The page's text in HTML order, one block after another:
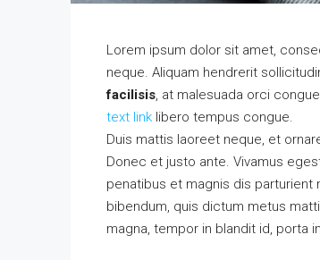
Lorem ipsum dolor sit amet,
neque. Aliquam hendrerit
facilisis, at malesuada orci
text link libero tempus congue.
Duis mattis laoreet neque, et
Donec et justo ante. Vivamus
penatibus et magnis dis
bibendum, quis dictum metus
magna, tempor in blandit id, porta